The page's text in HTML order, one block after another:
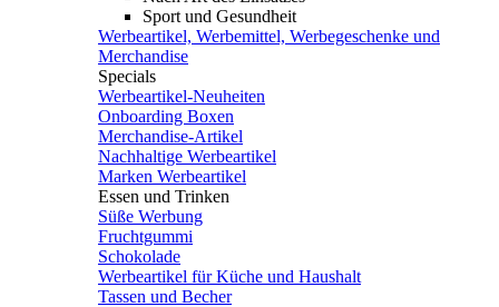
Sport und Gesundheit
Werbeartikel, Werbemittel, Werbegeschenke und
Merchandise
Specials
Werbeartikel-Neuheiten
Onboarding Boxen
Merchandise-Artikel
Nachhaltige Werbeartikel
Marken Werbeartikel
Essen und Trinken
Süße Werbung
Fruchtgummi
Schokolade
Werbeartikel für Küche und Haushalt
Tassen und Becher